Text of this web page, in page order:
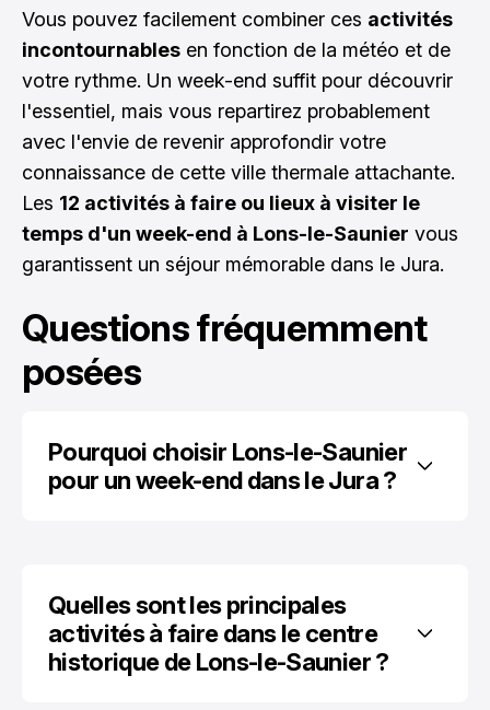
Vous pouvez facilement combiner ces activités
incontournables en fonction de la météo et de
votre rythme. Un week-end suffit pour découvrir
l'essentiel, mais vous repartirez probablement
avec l'envie de revenir approfondir votre
connaissance de cette ville thermale attachante.
Les 12 activités à faire ou lieux à visiter le
temps d'un week-end à Lons-le-Saunier vous
garantissent un séjour mémorable dans le Jura.
Questions fréquemment
posées
Pourquoi choisir Lons-le-Saunier
pour un week-end dans le Jura ?
Quelles sont les principales
activités à faire dans le centre
historique de Lons-le-Saunier ?